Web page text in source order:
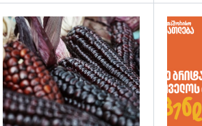
გადახედვა გადახედვა